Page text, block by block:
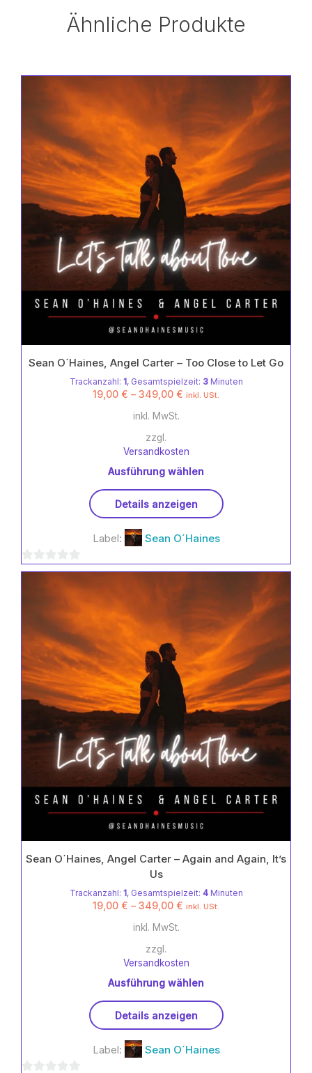
Ähnliche Produkte
Sean O´Haines, Angel Carter – Too Close to Let Go
Trackanzahl: 1, Gesamtspielzeit: 3Minuten
19,00 € – 349,00 € inkl. USt.
inkl. MwSt.
zzgl.
Versandkosten
Ausführung wählen
Produkt
mehrere
auf.
Die
Optionen
können
der
Produktseite
gewählt
werden
Details anzeigen
Label: Sean O´Haines
0
Sean O´Haines, Angel Carter – Again and Again, It’s
Us
Trackanzahl: 1, Gesamtspielzeit: 4Minuten
19,00 € – 349,00 € inkl. USt.
inkl. MwSt.
zzgl.
Versandkosten
Ausführung wählen
Produkt
mehrere
Details anzeigen
Label: Sean O´Haines